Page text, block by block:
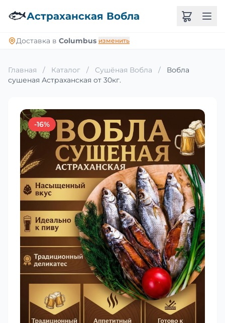
🐟Астраханская Вобла
Доставка в Columbus изменить
Главная / Каталог / Сушёная Вобла /
Вобла
сушеная Астраханская от 30кг.
-16%